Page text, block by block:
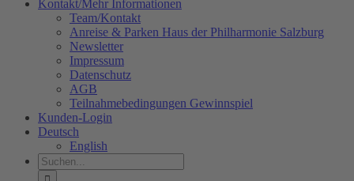
Kontakt/Mehr Informationen
Team/Kontakt
Anreise & Parken Haus der Philharmonie Salzburg
Newsletter
Impressum
Datenschutz
AGB
Teilnahmebedingungen Gewinnspiel
Kunden-Login
Deutsch
English
Suche
nach: